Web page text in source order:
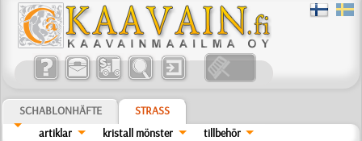
SCHABLONHÄFTE
STRASS
artiklar
kristall mönster tillbehör